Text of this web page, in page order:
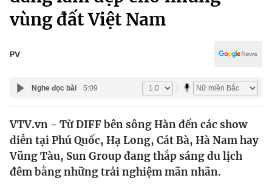
Xã hội
Pháp luật
Y tế
Thế giới
Tin tức
Thế giới đó đây
Kinh tế
Văn hóa - Giải trí
Y tế
vùng đất Việt Nam
PV
Nghe đọc bài 5:09
VTV.vn - Từ DIFF bên sông Hàn đến các show
diễn tại Phú Quốc, Hạ Long, Cát Bà, Hà Nam hay
Vũng Tàu, Sun Group đang thắp sáng du lịch
đêm bằng những trải nghiệm mãn nhãn.